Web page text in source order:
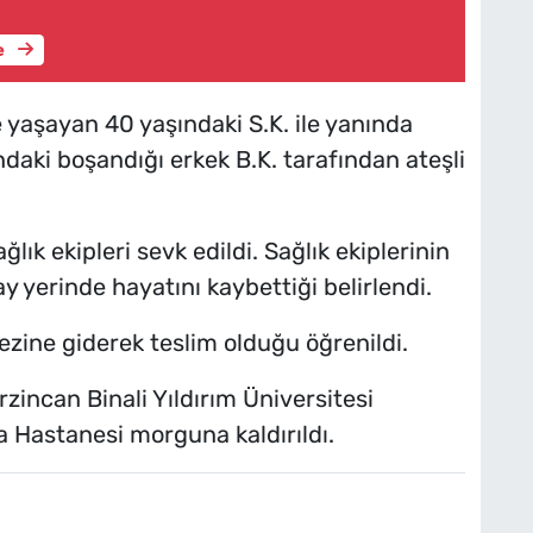
40 yaşındaki S.K. ile yanında
boşandığı erkek B.K. tarafından ateşli
ekipleri sevk edildi. Sağlık ekiplerinin
yerinde hayatını kaybettiği belirlendi.
giderek teslim olduğu öğrenildi.
Binali Yıldırım Üniversitesi
morguna kaldırıldı.